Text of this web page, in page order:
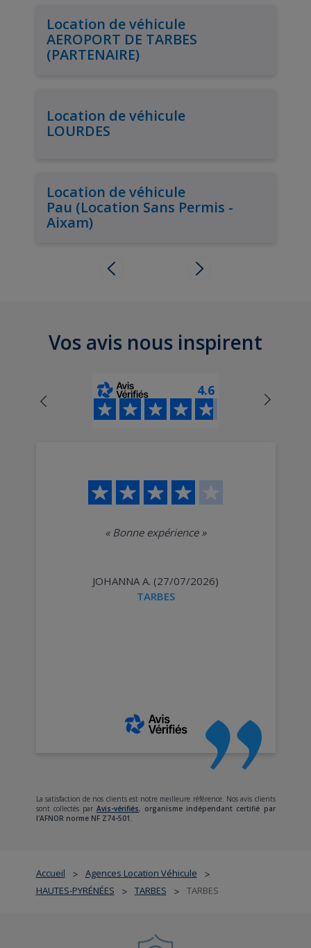
Accueil > Agences Location Véhicule >
HAUTES-PYRÉNÉES > TARBES > TARBES
Location de véhicule
AEROPORT DE TARBES
(PARTENAIRE)
Location de véhicule
LOURDES
Location de véhicule
Pau (Location Sans Permis -
Aixam)
Vos avis nous inspirent
4.6
« Bonne expérience»
JOHANNA A. (27/07/2026)
TARBES
La satisfaction de nos clients est notre meilleure référence. Nos avis clients
sont collectés par Avis-vérifiés, organisme indépendant certifié par
l'AFNOR norme NF Z74-501.